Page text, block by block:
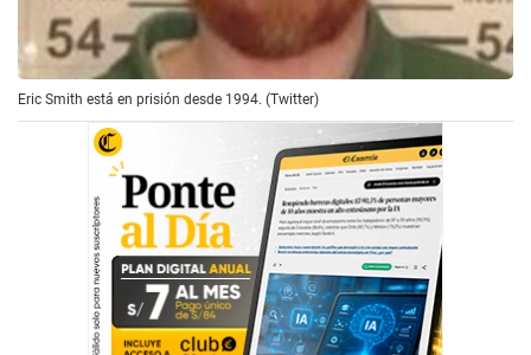
Eric Smith está en prisión desde 1994. (Twitter)